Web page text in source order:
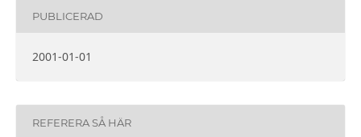
PUBLICERAD
2001-01-01
REFERERA SÅ HÄR